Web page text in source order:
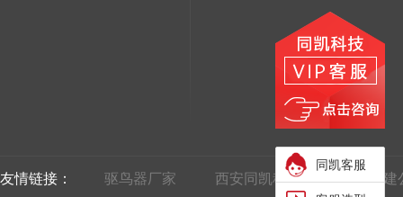
友情链接： 驱鸟器厂家 西安同凯科技 西安团建
同凯客服